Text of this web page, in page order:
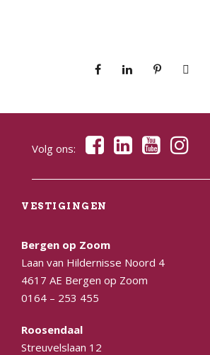
Volg ons:
VESTIGINGEN
Bergen op Zoom
Laan van Hildernisse Noord 4
4617 AE Bergen op Zoom
0164 – 253 455
Roosendaal
Streuvelslaan 12